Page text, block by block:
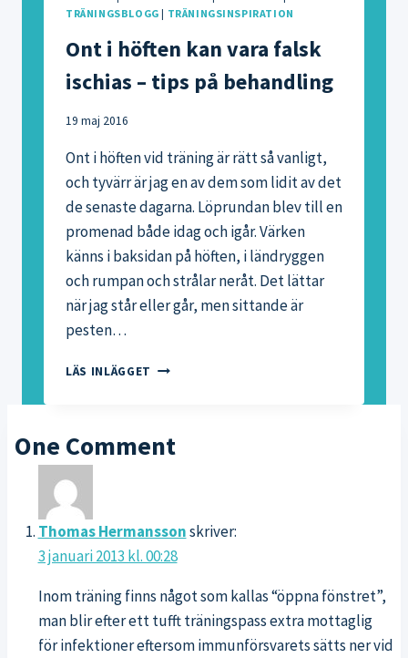
TRÄNINGSBLOGG | TRÄNINGSINSPIRATION
Ont i höften kan vara falsk
ischias – tips på behandling
19 maj 2016
Ont i höften vid träning är rätt så vanligt,
och tyvärr är jag en av dem som lidit av det
de senaste dagarna. Löprundan blev till en
promenad både idag och igår. Värken
känns i baksidan på höften, i ländryggen
och rumpan och strålar neråt. Det lättar
när jag står eller går, men sittande är
pesten…
LÄS INLÄGGET ONT
VARA
PÅ
BEHANDLING
One Comment
Thomas Hermanssonskriver:
3 januari 2013 kl. 00:28
Inom träning finns något som kallas “öppna fönstret”,
man blir efter ett tufft träningspass extra mottaglig
för infektioner eftersom immunförsvarets sätts ner vid